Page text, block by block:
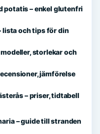
potatis – enkel glutenfri
lista och tips för din
storlekar och
jämförelse
– priser, tidtabell
– guide till stranden